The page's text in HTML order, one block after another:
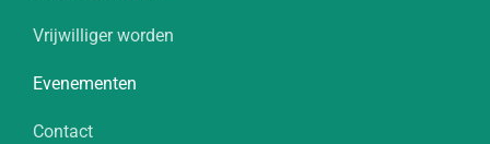
Vrijwilliger worden
Evenementen
Contact